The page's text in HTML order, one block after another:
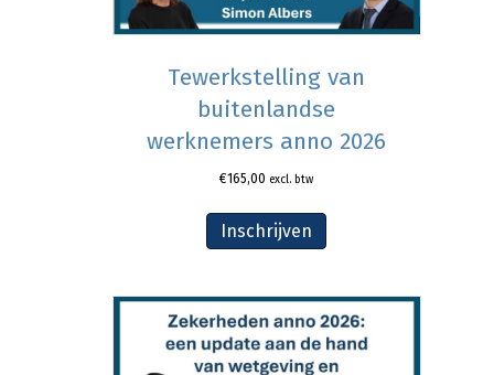
Tewerkstelling van
buitenlandse
werknemers anno 2026
€165,00 excl. btw
Inschrijven